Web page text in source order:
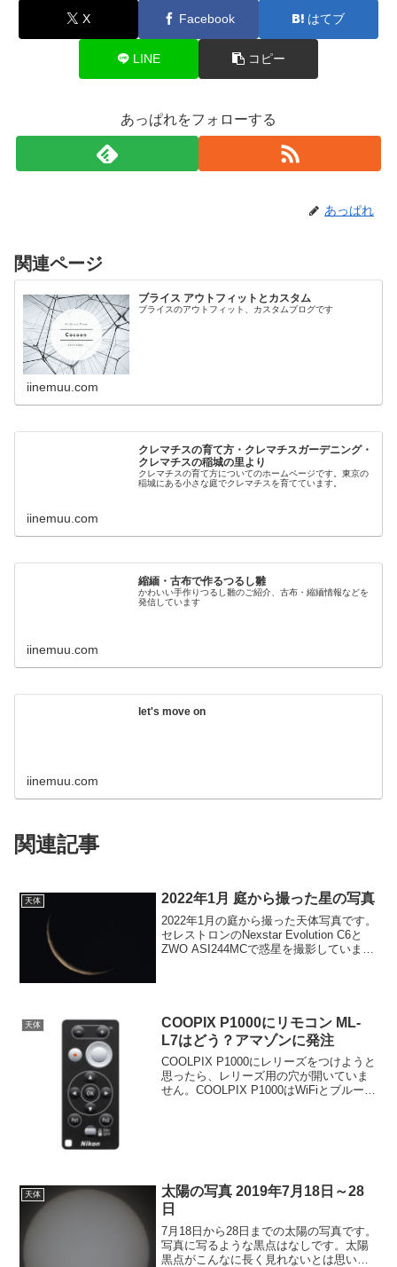
X Facebook はてブ
LINE コピー
あっぱれをフォローする
あっぱれ
関連ページ
ブライス アウトフィットとカスタム
ブライスのアウトフィット、カスタムブログです
iinemuu.com
クレマチスの育て方・クレマチスガーデニング・
クレマチスの稲城の里より
クレマチスの育て方についてのホームページです。東京の
稲城にある小さな庭でクレマチスを育てています。
iinemuu.com
縮緬・古布で作るつるし雛
かわいい手作りつるし雛のご紹介、古布・縮緬情報などを
発信しています
iinemuu.com
let's move on
iinemuu.com
関連記事
天体 2022年1月 庭から撮った星の写真
2022年1月の庭から撮った天体写真です。
セレストロンのNexstar Evolution C6と
ZWO ASI244MCで惑星を撮影していま
天体
COOPIX P1000にリモコン ML-
L7はどう？アマゾンに発注
COOLPIX P1000にレリーズをつけようと
思ったら、レリーズ用の穴が開いていま
せん。COOLPIX P1000はWiFiとブルート
天体
太陽の写真 2019年7月18日～28
日
7月18日から28日までの太陽の写真です。
写真に写るような黒点はなしです。太陽
黒点がこんなに長く見れないとは思いも